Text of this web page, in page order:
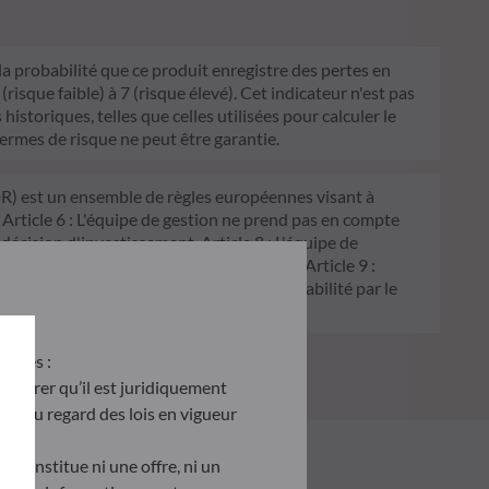
probabilité que ce produit enregistre des pertes en
faible) à 7 (risque élevé). Cet indicateur n'est pas
telles que celles utilisées pour calculer le
de risque ne peut être garantie.
est un ensemble de règles européennes visant à
6 : L'équipe de gestion ne prend pas en compte
d'investissement. Article 8 : L'équipe de
de décision d'investissement. Article 9 :
écologique, et traite les risques de durabilité par le
:
qu’il est juridiquement
au regard des lois en vigueur
constitue ni une offre, ni un